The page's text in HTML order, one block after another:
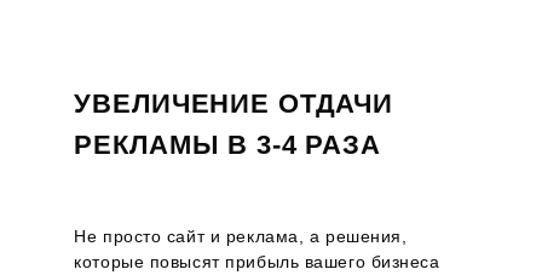
УВЕЛИЧЕНИЕ ОТДАЧИ
РЕКЛАМЫ В 3-4 РАЗА
Не просто сайт и реклама, а решения,
которые повысят прибыль вашего бизнеса